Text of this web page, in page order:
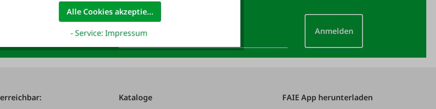
und 10,-
E-Mail-Adresse
Anmelden
Kataloge FAIE App herunterladen
Alle Cookies akzeptieren
- Service: Impressum